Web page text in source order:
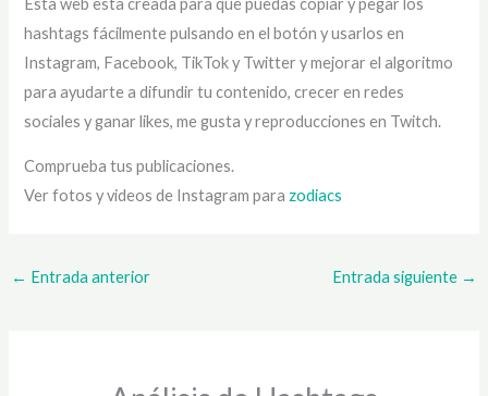
hashtags fácilmente pulsando en el botón y usarlos en
Instagram, Facebook, TikTok y Twitter y mejorar el algoritmo
para ayudarte a difundir tu contenido, crecer en redes
sociales y ganar likes, me gusta y reproducciones en Twitch.
Comprueba tus publicaciones.
Ver fotos y videos de Instagram para zodiacs
← Entrada anterior Entrada siguiente →